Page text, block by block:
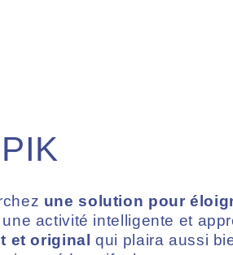
une solution pour
activité intelligente et
et original qui plaira aussi